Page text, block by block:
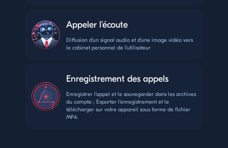
Appeler l'écoute
Diffusion d'un signal audio et d'une image vidéo vers
le cabinet personnel de l'utilisateur
Enregistrement des appels
Enregistrer l'appel et le sauvegarder dans les archives
du compte ; Exporter l'enregistrement et le
télécharger sur votre appareil sous forme de fichier
MP4.